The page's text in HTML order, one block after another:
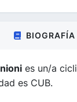
BIOGRAFÍA
es un/a
es CUB.